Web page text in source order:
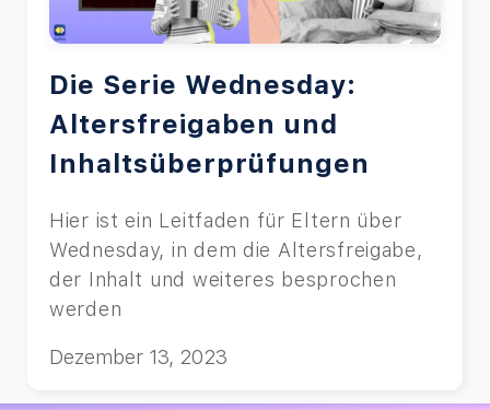
Die Serie Wednesday:
Altersfreigaben und
Inhaltsüberprüfungen
Hier ist ein Leitfaden für Eltern über
Wednesday, in dem die Altersfreigabe,
der Inhalt und weiteres besprochen
werden
Dezember 13, 2023